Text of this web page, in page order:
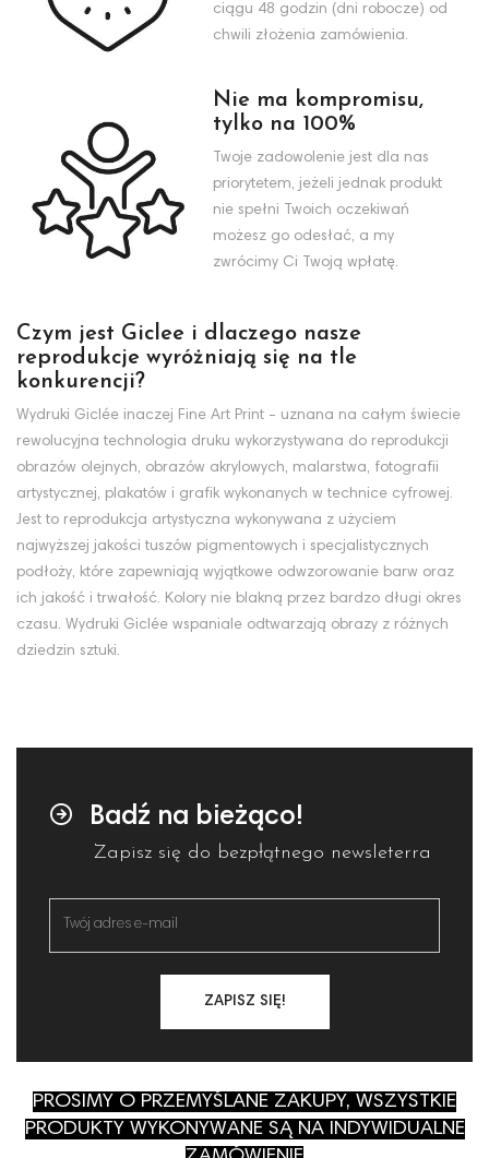
ciągu 48 godzin (dni robocze) od
chwili złożenia zamówienia.
Nie ma kompromisu,
tylko na 100%
Twoje zadowolenie jest dla nas
priorytetem, jeżeli jednak produkt
nie spełni Twoich oczekiwań
możesz go odesłać, a my
zwrócimy Ci Twoją wpłatę.
Czym jest Giclee i dlaczego nasze
reprodukcje wyróżniają się na tle
konkurencji?
Wydruki Giclée inaczej Fine Art Print - uznana na całym świecie
rewolucyjna technologia druku wykorzystywana do reprodukcji
obrazów olejnych, obrazów akrylowych, malarstwa, fotografii
artystycznej, plakatów i grafik wykonanych w technice cyfrowej.
Jest to reprodukcja artystyczna wykonywana z użyciem
najwyższej jakości tuszów pigmentowych i specjalistycznych
podłoży, które zapewniają wyjątkowe odwzorowanie barw oraz
ich jakość i trwałość. Kolory nie blakną przez bardzo długi okres
czasu. Wydruki Giclée wspaniale odtwarzają obrazy z różnych
dziedzin sztuki.
Badź na bieżąco!
Zapisz się do bezpłątnego newsleterra
ZAPISZ SIĘ!
PROSIMY O PRZEMYŚLANE ZAKUPY, WSZYSTKIE
PRODUKTY WYKONYWANE SĄ NA INDYWIDUALNE